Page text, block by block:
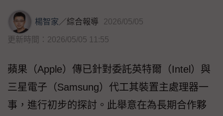
楊智家／綜合報導 2026/05/05
更新時間：2026/05/05 11:55
蘋果（Apple）傳已針對委託英特爾（Intel）與
三星電子（Samsung）代工其裝置主處理器一
事，進行初步的探討。此舉意在為長期合作夥